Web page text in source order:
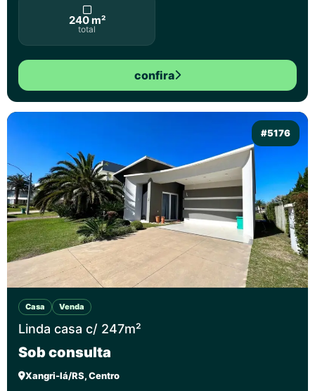
240 m²
total
confira
#5176
Casa Venda
Linda casa c/ 247m²
Sob consulta
Xangri-lá/RS, Centro